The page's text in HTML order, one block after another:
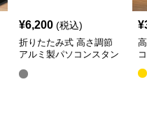
¥6,200 (税込)
折りたたみ式 高さ調節
アルミ製パソコンスタン
¥